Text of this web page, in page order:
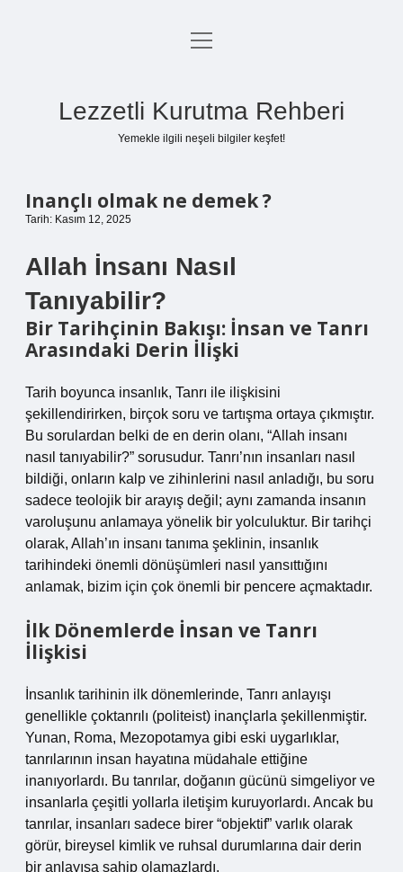
Anasayfa
menüyü
Lezzetli Kurutma Rehberi
Yemekle ilgili neşeli bilgiler keşfet!
Inançlı olmak ne demek ?
Tarih: Kasım 12, 2025
Allah İnsanı Nasıl
Tanıyabilir?
Bir Tarihçinin Bakışı: İnsan ve Tanrı
Arasındaki Derin İlişki
Tarih boyunca insanlık, Tanrı ile ilişkisini
şekillendirirken, birçok soru ve tartışma ortaya çıkmıştır.
Bu sorulardan belki de en derin olanı, “Allah insanı
nasıl tanıyabilir?” sorusudur. Tanrı’nın insanları nasıl
bildiği, onların kalp ve zihinlerini nasıl anladığı, bu soru
sadece teolojik bir arayış değil; aynı zamanda insanın
varoluşunu anlamaya yönelik bir yolculuktur. Bir tarihçi
olarak, Allah’ın insanı tanıma şeklinin, insanlık
tarihindeki önemli dönüşümleri nasıl yansıttığını
anlamak, bizim için çok önemli bir pencere açmaktadır.
İlk Dönemlerde İnsan ve Tanrı
İlişkisi
İnsanlık tarihinin ilk dönemlerinde, Tanrı anlayışı
genellikle çoktanrılı (politeist) inançlarla şekillenmiştir.
Yunan, Roma, Mezopotamya gibi eski uygarlıklar,
tanrılarının insan hayatına müdahale ettiğine
inanıyorlardı. Bu tanrılar, doğanın gücünü simgeliyor ve
insanlarla çeşitli yollarla iletişim kuruyorlardı. Ancak bu
tanrılar, insanları sadece birer “objektif” varlık olarak
görür, bireysel kimlik ve ruhsal durumlarına dair derin
bir anlayışa sahip olamazlardı.